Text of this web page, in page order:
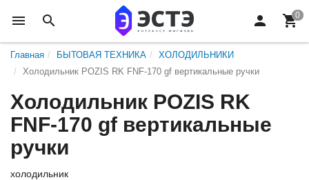
Главная БЫТОВАЯ ТЕХНИКА
ХОЛОДИЛЬНИКИ
Холодильник POZIS RK FNF-170 gf вертикальные ручки
Холодильник POZIS RK
FNF-170 gf вертикальные
ручки
холодильник